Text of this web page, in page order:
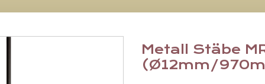
Metall Stäbe
(Ø12mm/